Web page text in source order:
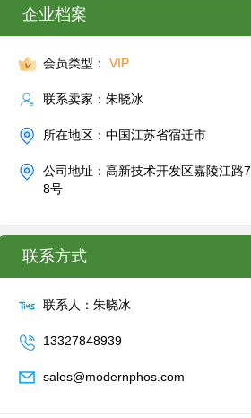
企业档案
会员类型： VIP
联系卖家：朱晓冰
所在地区：中国江苏省宿迁市
公司地址：高新技术开发区嘉陵江路7
8号
联系方式
联系人：朱晓冰
13327848939
sales@modernphos.com